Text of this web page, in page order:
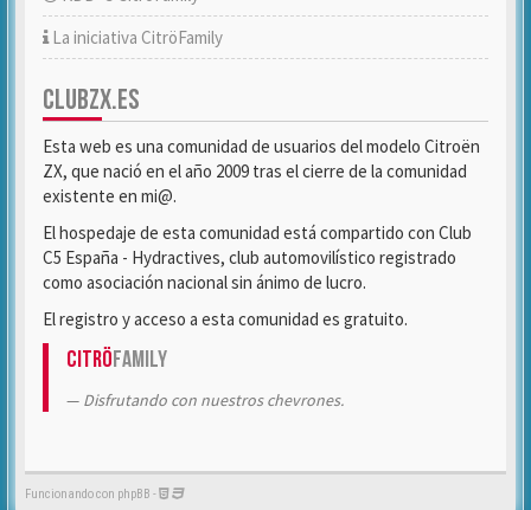
La iniciativa CitröFamily
CLUBZX.ES
Esta web es una comunidad de usuarios del modelo Citroën
ZX, que nació en el año 2009 tras el cierre de la comunidad
existente en mi@.
El hospedaje de esta comunidad está compartido con Club
C5 España - Hydractives, club automovilístico registrado
como asociación nacional sin ánimo de lucro.
El registro y acceso a esta comunidad es gratuito.
CitröFamily
Disfrutando con nuestros chevrones.
Funcionando con phpBB -